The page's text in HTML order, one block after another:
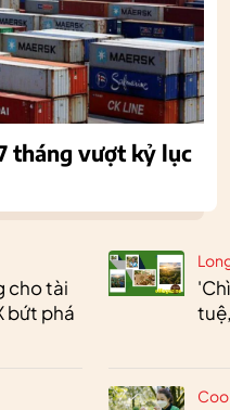
cho tài
bứt phá
tháng vượt kỷ lục